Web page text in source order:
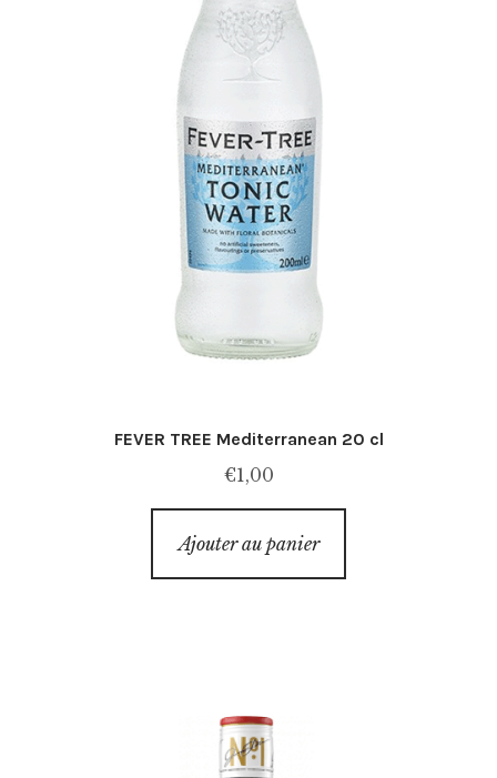
FEVER TREE Mediterranean 20 cl
€1,00
Ajouter au panier